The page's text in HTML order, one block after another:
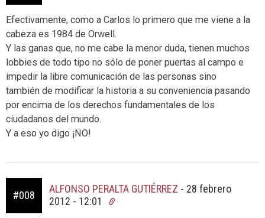
Efectivamente, como a Carlos lo primero que me viene a la
cabeza es 1984 de Orwell.
Y las ganas que, no me cabe la menor duda, tienen muchos
lobbies de todo tipo no sólo de poner puertas al campo e
impedir la libre comunicación de las personas sino
también de modificar la historia a su conveniencia pasando
por encima de los derechos fundamentales de los
ciudadanos del mundo.
Y a eso yo digo ¡NO!
#008
ALFONSO PERALTA GUTIÉRREZ - 28 febrero
2012 - 12:01